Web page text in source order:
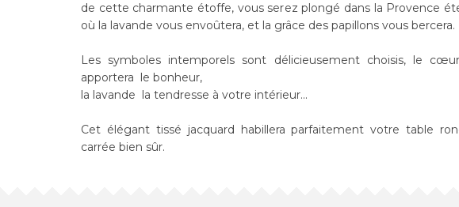
de cette charmante étoffe, vous serez plongé dans la Provence
où la lavande vous envoûtera, et la grâce des papillons vous bercera.
Les symboles intemporels sont délicieusement choisis, le
apportera le bonheur,
la lavande la tendresse à votre intérieur...
Cet élégant tissé jacquard habillera parfaitement votre table
carrée bien sûr.